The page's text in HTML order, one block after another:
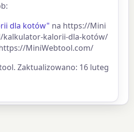
dla kotów" na https://Mini
kalkulator-kalorii-dla-kotów/
MiniWebtool.com/
Zaktualizowano: 16 luteg